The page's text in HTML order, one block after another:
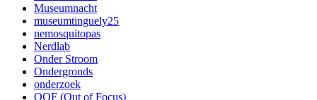
Museumnacht
museumtinguely25
nemosquitopas
Nerdlab
Onder Stroom
Ondergronds
onderzoek
OOF (Out of Focus)